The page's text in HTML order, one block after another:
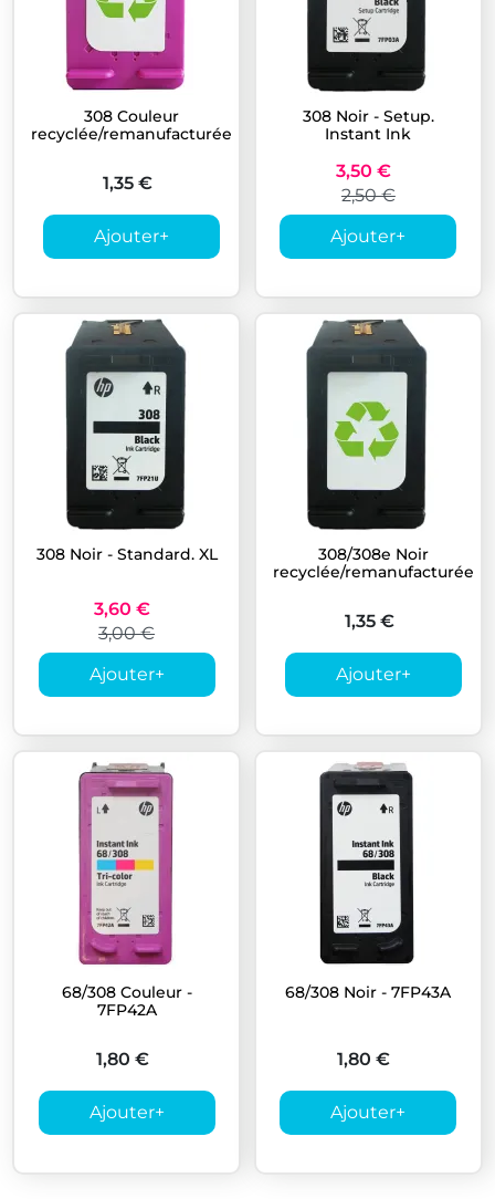
308 Couleur
recyclée/remanufacturée
1,35 €
Ajouter+
308 Noir - Setup.
Instant Ink
3,50 €
2,50 €
Ajouter+
308 Noir - Standard. XL
3,60 €
3,00 €
Ajouter+
308/308e Noir
recyclée/remanufacturée
1,35 €
Ajouter+
68/308 Couleur -
7FP42A
1,80 €
Ajouter+
68/308 Noir - 7FP43A
1,80 €
Ajouter+